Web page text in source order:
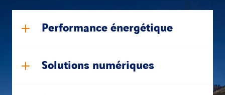
Performance énergétique
Solutions numériques